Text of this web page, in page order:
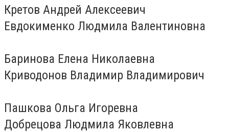
Кретов Андрей Алексеевич
Евдокименко Людмила Валентиновна
Баринова Елена Николаевна
Криводонов Владимир Владимирович
Пашкова Ольга Игоревна
Добрецова Людмила Яковлевна